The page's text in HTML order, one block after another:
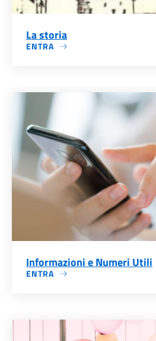
La storia
ENTRA
Informazioni e Numeri Utili
ENTRA